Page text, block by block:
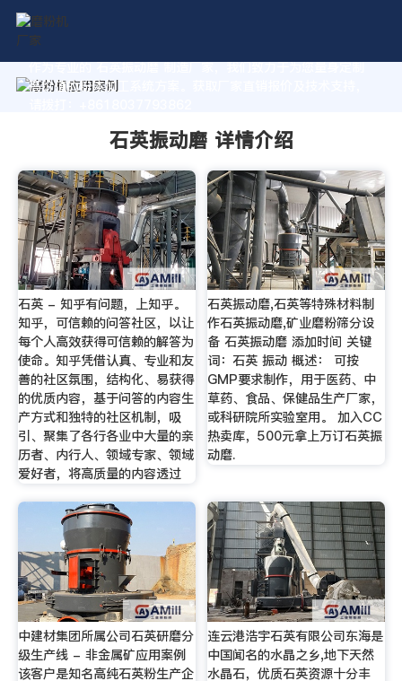
作为专业的 石英振动磨 制造厂家，我们致力于为您量身定制
高价值的粉体加工系统方案。获取厂家直销报价及技术支持，
石英振动磨 详情介绍
石英 - 知乎有问题，上知乎。
知乎，可信赖的问答社区，以让
每个人高效获得可信赖的解答为
使命。知乎凭借认真、专业和友
善的社区氛围，结构化、易获得
的优质内容，基于问答的内容生
产方式和独特的社区机制，吸
引、聚集了各行各业中大量的亲
历者、内行人、领域专家、领域
爱好者，将高质量的内容透过
石英振动磨,石英等特殊材料制
作石英振动磨,矿业磨粉筛分设
备 石英振动磨 添加时间 关键
词：石英 振动 概述： 可按
GMP要求制作，用于医药、中
草药、食品、保健品生产厂家，
或科研院所实验室用。 加入CC
热卖库，500元拿上万订石英振
动磨.
中建材集团所属公司石英研磨分
级生产线 - 非金属矿应用案例
该客户是知名高纯石英粉生产企
连云港浩宇石英有限公司东海是
中国闻名的水晶之乡,地下天然
水晶石，优质石英资源十分丰